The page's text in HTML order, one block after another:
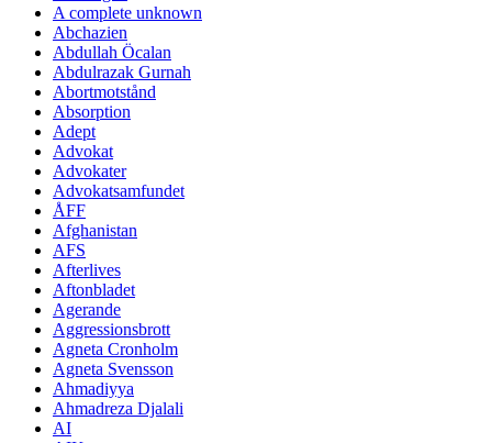
A complete unknown
Abchazien
Abdullah Öcalan
Abdulrazak Gurnah
Abortmotstånd
Absorption
Adept
Advokat
Advokater
Advokatsamfundet
ÅFF
Afghanistan
AFS
Afterlives
Aftonbladet
Agerande
Aggressionsbrott
Agneta Cronholm
Agneta Svensson
Ahmadiyya
Ahmadreza Djalali
AI